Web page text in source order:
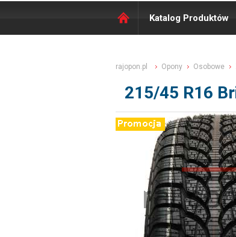
Katalog Produktów
rajopon.pl Opony Osobowe
215/45 R16